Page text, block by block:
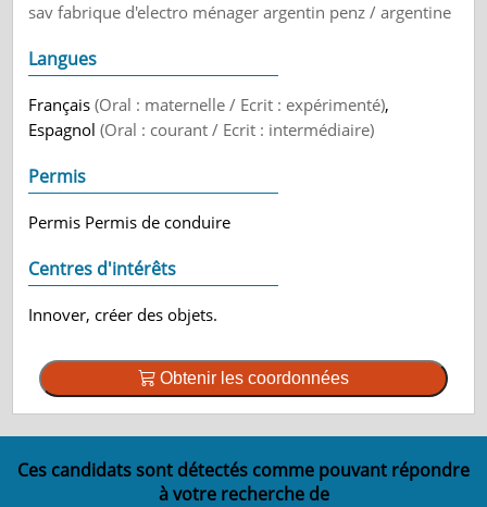
sav fabrique d'electro ménager argentin penz / argentine
Langues
Français(Oral : maternelle / Ecrit : expérimenté),
Espagnol(Oral : courant / Ecrit : intermédiaire)
Permis
Permis Permis de conduire
Centres d'intérêts
Innover, créer des objets.
Obtenir les coordonnées
Ces candidats sont détectés comme pouvant répondre
à votre recherche de